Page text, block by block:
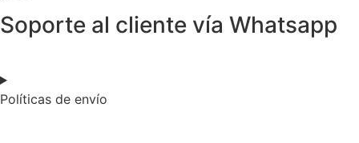
Soporte al cliente vía Whatsapp
Políticas de envío